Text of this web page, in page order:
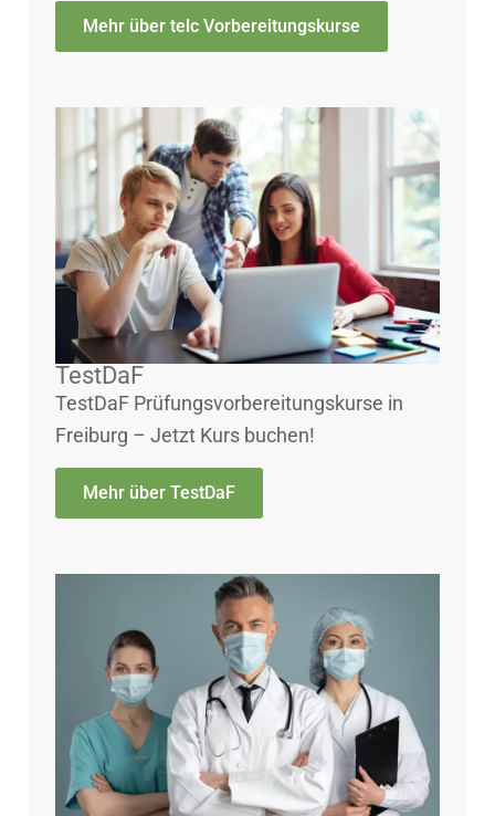
Mehr über telc Vorbereitungskurse
TestDaF
TestDaF Prüfungsvorbereitungskurse in
Freiburg – Jetzt Kurs buchen!
Mehr über TestDaF